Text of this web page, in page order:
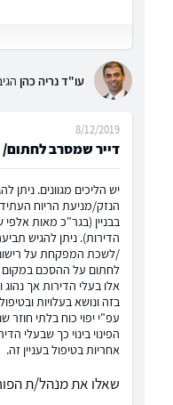
עו"ד נריה כהן
דייר שמסרב לחתום/
8/12/2019
יש הליכים מגוונים.
הנזק/מניעת הריוח
בבניין (בגר"כ מאות
הדירות). ניתן להגיש
/לשכת המפקחת על
לחתום על ההסכם במקום
אלו בעלי הדירות אך
בזה ונושא בעלויות
עפ"י יפוי כוח בלתי
הפינוי בינוי כך שבעלי
אחריות בטיפול בעניין זה.
שאלו את מנהל/ת